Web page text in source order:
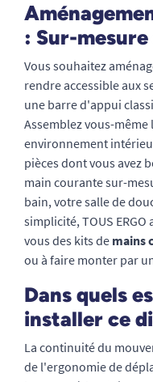
: Sur-
Vous souhaitez
rendre accessible aux
une barre d'appui
Assemblez vous-
environnement
pièces dont vous avez
main courante sur-
bain, votre salle de
simplicité, TOUS
vous des kits de mains
ou à faire monter par
Dans quels
installer ce
La continuité du
de l'ergonomie de